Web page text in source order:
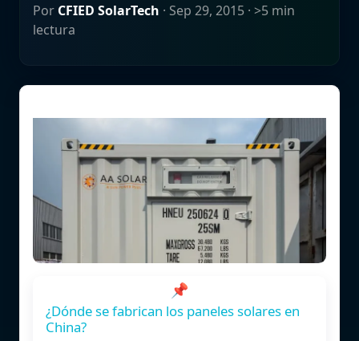
Por CFIED SolarTech · Sep 29, 2015 · >5 min
lectura
📌
¿Dónde se fabrican los paneles solares en
China?